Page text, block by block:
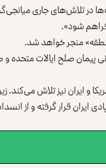
تلاش‌های جاری
شود».
منجر خواهد شد.
ایران نیز تلاش می‌کند.
قرار گرفته و از